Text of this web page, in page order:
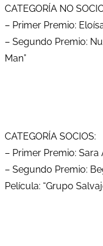
CATEGORÍA NO
– Primer Premio:
– Segundo Premio:
Man”
CATEGORÍA SOCIOS:
– Primer Premio: Sara
– Segundo Premio:
Película: “Grupo